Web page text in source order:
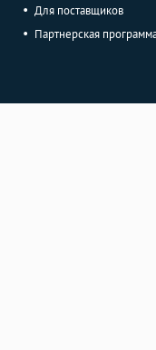
Для поставщиков
Партнерская